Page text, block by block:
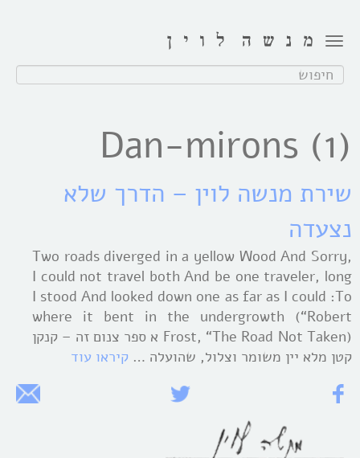
Toggle
navigation
חפש:
Dan-mirons (1)
שירת מנשה לוין – הדרך שלא
נצעדה
,Two roads diverged in a yellow Wood And Sorry
I could not travel both And be one traveler, long
I stood And looked down one as far as I could :To
where it bent in the undergrowth (“Robert
Frost, “The Road Not Taken) א ספר צנום זה – קנקן
קטן מלא יין משומר וצלול, שהועלה … קיראו עוד